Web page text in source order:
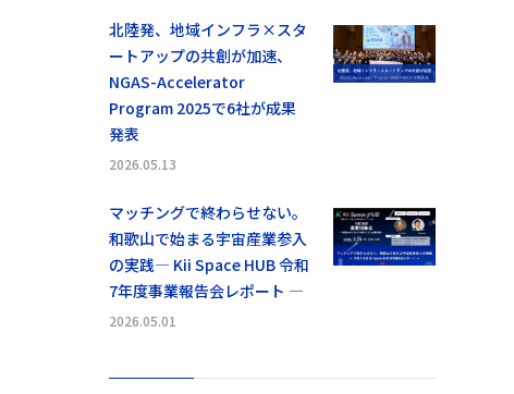
北陸発、地域インフラ×スタ
ートアップの共創が加速、
NGAS-Accelerator
Program 2025で6社が成果
発表
2026.05.13
マッチングで終わらせない。
和歌山で始まる宇宙産業参入
の実践― Kii Space HUB 令和
7年度事業報告会レポート ―
2026.05.01